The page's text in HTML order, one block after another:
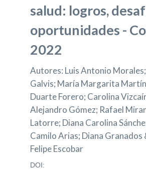
salud: logros,
oportunidades -
2022
Autores: Luis Antonio
Galvis; María Margarita
Duarte Forero; Carolina
Alejandro Gómez; Rafael
Latorre; Diana Carolina
Camilo Arias; Diana Granados
Felipe Escobar
DOI: